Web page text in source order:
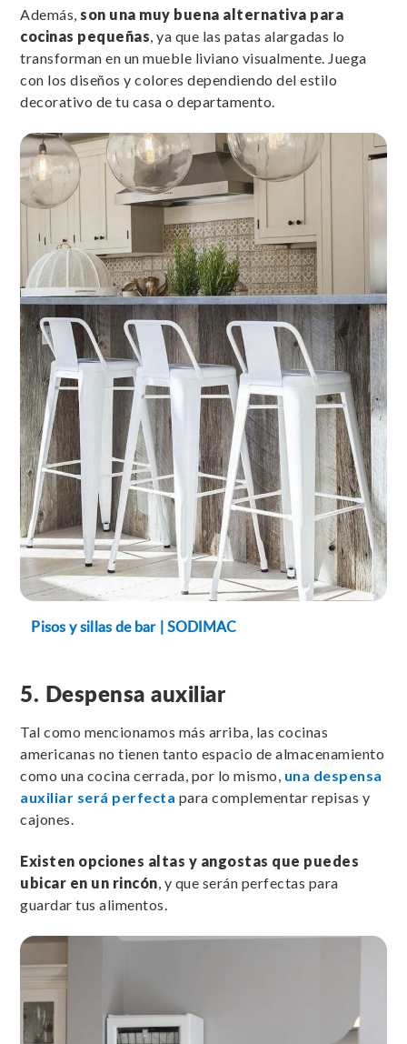
Además, son una muy buena alternativa para
cocinas pequeñas, ya que las patas alargadas lo
transforman en un mueble liviano visualmente. Juega
con los diseños y colores dependiendo del estilo
decorativo de tu casa o departamento.
Pisos y sillas de bar | SODIMAC
5. Despensa auxiliar
Tal como mencionamos más arriba, las cocinas
americanas no tienen tanto espacio de almacenamiento
como una cocina cerrada, por lo mismo, una despensa
auxiliar será perfecta para complementar repisas y
cajones.
Existen opciones altas y angostas que puedes
ubicar en un rincón, y que serán perfectas para
guardar tus alimentos.